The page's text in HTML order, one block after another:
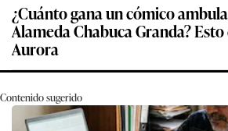
¿Cuánto gana un cómico
Alameda Chabuca Granda?
Aurora
Contenido sugerido